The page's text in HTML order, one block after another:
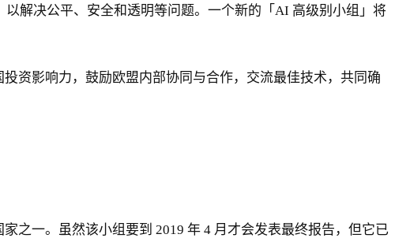
解决公平、安全和透明等问题。一个新的「AI 高级别小组」将
资影响力，鼓励欧盟内部协同与合作，交流最佳技术，共同确
之一。虽然该小组要到 2019 年 4 月才会发表最终报告，但它已